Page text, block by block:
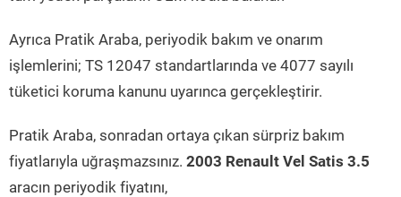
Ayrıca Pratik Araba, periyodik bakım ve onarım
işlemlerini; TS 12047 standartlarında ve 4077 sayılı
tüketici koruma kanunu uyarınca gerçekleştirir.
Pratik Araba, sonradan ortaya çıkan sürpriz bakım
fiyatlarıyla uğraşmazsınız. 2003 Renault Vel Satis 3.5
aracın periyodik fiyatını,